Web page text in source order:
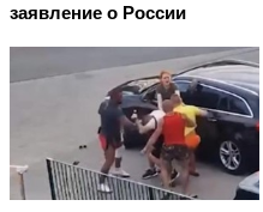
заявление о России